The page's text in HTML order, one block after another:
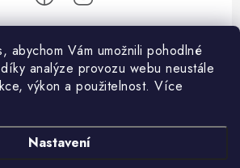
abychom Vám umožnili pohodlné
analýze provozu webu neustále
výkon a použitelnost. Více
Nastavení